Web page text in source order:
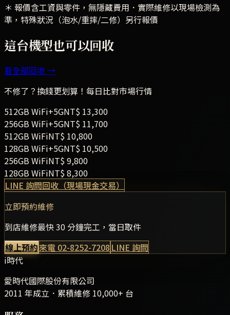
＊ 報價含工資與零件，無隱藏費用．實際維修以現場檢測為
準，特殊狀況（泡水/重摔/二修）另行報價
這台機型也可以回收
看全部回收 →
不修了？換錢更划算！每日比對市場行情
512GBWiFi+5GNT$ 13,300
256GBWiFi+5GNT$ 11,700
512GBWiFiNT$ 10,800
128GBWiFi+5GNT$ 10,500
256GBWiFiNT$9,800
128GBWiFiNT$8,300
LINE 詢問回收（現場現金交易）
立即預約維修
到店維修最快 30 分鐘完工，當日取件
線上預約來電 02-8252-7208 LINE 詢問
i時代
愛時代國際股份有限公司
2011 年成立．累積維修 10,000+ 台